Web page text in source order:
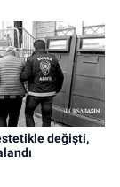
değişti,